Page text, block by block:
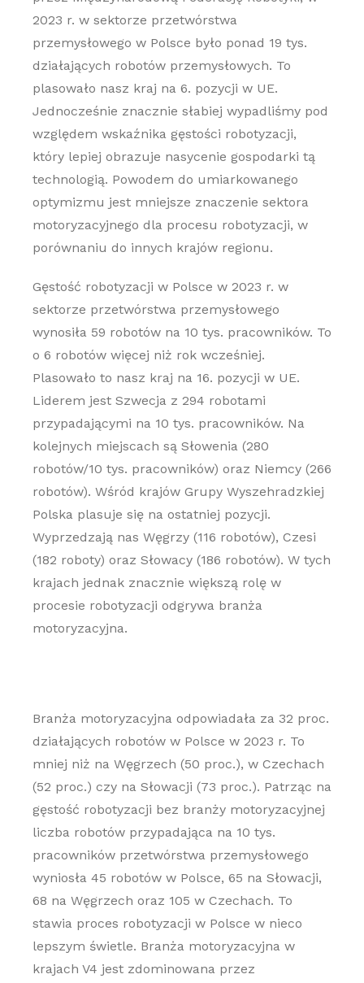
2023 r. w sektorze przetwórstwa
przemysłowego w Polsce było ponad 19 tys.
działających robotów przemysłowych. To
plasowało nasz kraj na 6. pozycji w UE.
Jednocześnie znacznie słabiej wypadliśmy pod
względem wskaźnika gęstości robotyzacji,
który lepiej obrazuje nasycenie gospodarki tą
technologią. Powodem do umiarkowanego
optymizmu jest mniejsze znaczenie sektora
motoryzacyjnego dla procesu robotyzacji, w
porównaniu do innych krajów regionu.
Gęstość robotyzacji w Polsce w 2023 r. w
sektorze przetwórstwa przemysłowego
wynosiła 59 robotów na 10 tys. pracowników. To
o 6 robotów więcej niż rok wcześniej.
Plasowało to nasz kraj na 16. pozycji w UE.
Liderem jest Szwecja z 294 robotami
przypadającymi na 10 tys. pracowników. Na
kolejnych miejscach są Słowenia (280
robotów/10 tys. pracowników) oraz Niemcy (266
robotów). Wśród krajów Grupy Wyszehradzkiej
Polska plasuje się na ostatniej pozycji.
Wyprzedzają nas Węgrzy (116 robotów), Czesi
(182 roboty) oraz Słowacy (186 robotów). W tych
krajach jednak znacznie większą rolę w
procesie robotyzacji odgrywa branża
motoryzacyjna.
Branża motoryzacyjna odpowiadała za 32 proc.
działających robotów w Polsce w 2023 r. To
mniej niż na Węgrzech (50 proc.), w Czechach
(52 proc.) czy na Słowacji (73 proc.). Patrząc na
gęstość robotyzacji bez branży motoryzacyjnej
liczba robotów przypadająca na 10 tys.
pracowników przetwórstwa przemysłowego
wyniosła 45 robotów w Polsce, 65 na Słowacji,
68 na Węgrzech oraz 105 w Czechach. To
stawia proces robotyzacji w Polsce w nieco
lepszym świetle. Branża motoryzacyjna w
krajach V4 jest zdominowana przez